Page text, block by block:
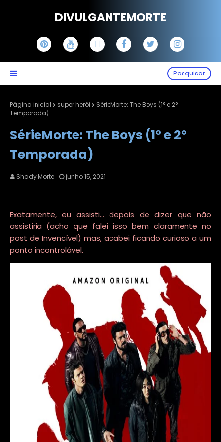
DIVULGANTEMORTE
Pesquisar
Página inicial super herói
SérieMorte: The Boys (1° e 2°
Temporada)
SérieMorte: The Boys (1° e 2°
Temporada)
Shady Morte junho 15, 2021
Exatamente, eu assisti... depois de dizer que não
assistiria (acho que falei isso bem claramente no
post de Invencível) mas, acabei ficando curioso a um
ponto incontrolável.